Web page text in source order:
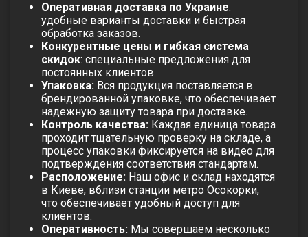
Оперативная доставка по Украине:
удобные варианты доставки и быстрая
обработка заказов.
Конкурентные цены и гибкая система
скидок: специальные предложения для
постоянных клиентов.
Упаковка: Вся продукция поставляется в
брендированной упаковке, что обеспечивает
надежную защиту товара при доставке.
Контроль качества: Каждая единица товара
проходит тщательную проверку на складе, а
процесс упаковки фиксируется на видео для
подтверждения соответствия стандартам.
Расположение: Наш офис и склад находятся
в Киеве, вблизи станции метро Осокорки,
что обеспечивает удобный доступ для
клиентов.
Оперативность: Мы совершаем несколько